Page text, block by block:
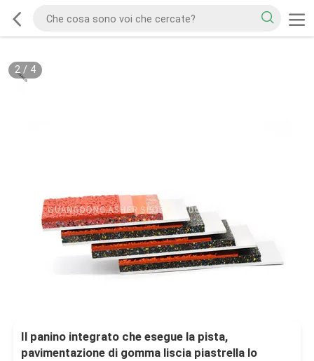
2/ 4
Il panino integrato che esegue la pista,
pavimentazione di gomma liscia piastrella lo